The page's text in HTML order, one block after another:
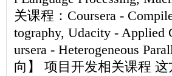
关课程：Coursera -
tography, Udacity -
ursera - Heterogeneous
向】 项目开发相关课程